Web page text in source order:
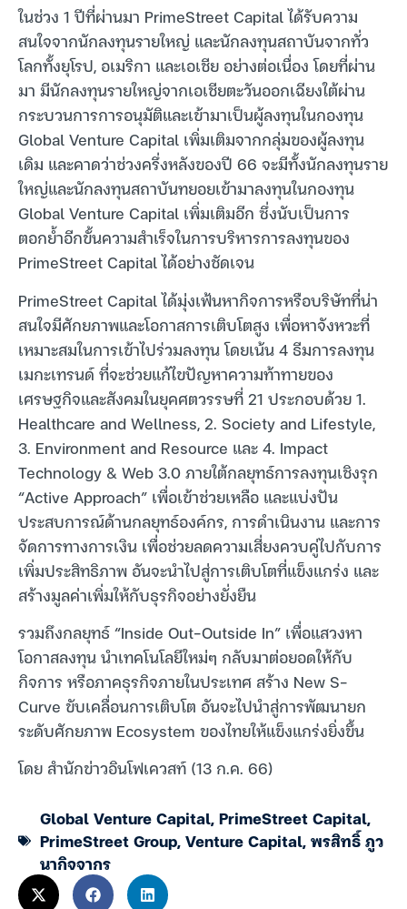
ในช่วง 1 ปีที่ผ่านมา PrimeStreet Capital ได้รับความ
สนใจจากนักลงทุนรายใหญ่ และนักลงทุนสถาบันจากทั่ว
โลกทั้งยุโรป, อเมริกา และเอเชีย อย่างต่อเนื่อง โดยที่ผ่าน
มา มีนักลงทุนรายใหญ่จากเอเชียตะวันออกเฉียงใต้ผ่าน
กระบวนการการอนุมัติและเข้ามาเป็นผู้ลงทุนในกองทุน
Global Venture Capital เพิ่มเติมจากกลุ่มของผู้ลงทุน
เดิม และคาดว่าช่วงครึ่งหลังของปี 66 จะมีทั้งนักลงทุนราย
ใหญ่และนักลงทุนสถาบันทยอยเข้ามาลงทุนในกองทุน
Global Venture Capital เพิ่มเติมอีก ซึ่งนับเป็นการ
ตอกย้ำอีกขั้นความสำเร็จในการบริหารการลงทุนของ
PrimeStreet Capital ได้อย่างชัดเจน
PrimeStreet Capital ได้มุ่งเฟ้นหากิจการหรือบริษัทที่น่า
สนใจมีศักยภาพและโอกาสการเติบโตสูง เพื่อหาจังหวะที่
เหมาะสมในการเข้าไปร่วมลงทุน โดยเน้น 4 ธีมการลงทุน
เมกะเทรนด์ ที่จะช่วยแก้ไขปัญหาความท้าทายของ
เศรษฐกิจและสังคมในยุคศตวรรษที่ 21 ประกอบด้วย 1.
Healthcare and Wellness, 2. Society and Lifestyle,
3. Environment and Resource และ 4. Impact
Technology & Web 3.0 ภายใต้กลยุทธ์การลงทุนเชิงรุก
“Active Approach” เพื่อเข้าช่วยเหลือ และแบ่งปัน
ประสบการณ์ด้านกลยุทธ์องค์กร, การดำเนินงาน และการ
จัดการทางการเงิน เพื่อช่วยลดความเสี่ยงควบคู่ไปกับการ
เพิ่มประสิทธิภาพ อันจะนำไปสู่การเติบโตที่แข็งแกร่ง และ
สร้างมูลค่าเพิ่มให้กับธุรกิจอย่างยั่งยืน
รวมถึงกลยุทธ์ “Inside Out-Outside In” เพื่อแสวงหา
โอกาสลงทุน นำเทคโนโลยีใหม่ๆ กลับมาต่อยอดให้กับ
กิจการ หรือภาคธุรกิจภายในประเทศ สร้าง New S-
Curve ขับเคลื่อนการเติบโต อันจะไปนำสู่การพัฒนายก
ระดับศักยภาพ Ecosystem ของไทยให้แข็งแกร่งยิ่งขึ้น
โดย สำนักข่าวอินโฟเควสท์ (13 ก.ค. 66)
Global Venture Capital,PrimeStreet Capital,
PrimeStreet Group,Venture Capital,พรสิทธิ์ ภูว
นากิจจากร